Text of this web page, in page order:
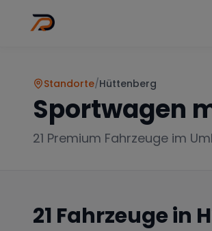
Standorte/Hüttenberg
Sportwagen
21 Premium Fahrzeuge im
21 Fahrzeuge in